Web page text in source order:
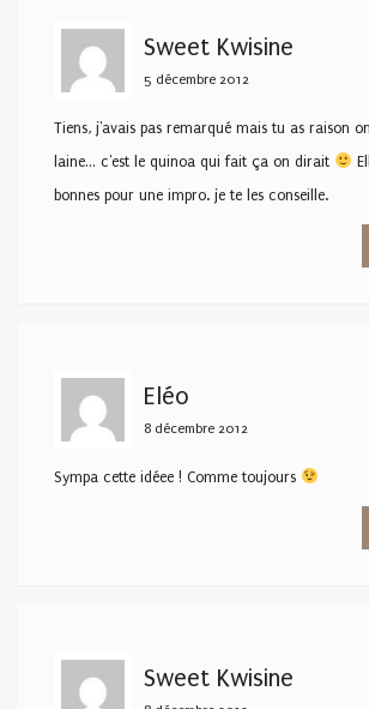
Sweet Kwisine
5 décembre 2012
Tiens, j'avais pas remarqué mais tu as raison
laine… c'est le quinoa qui fait ça on dirait
bonnes pour une impro. je te les conseille.
Eléo
8 décembre 2012
Sympa cette idéee ! Comme toujours
Sweet Kwisine